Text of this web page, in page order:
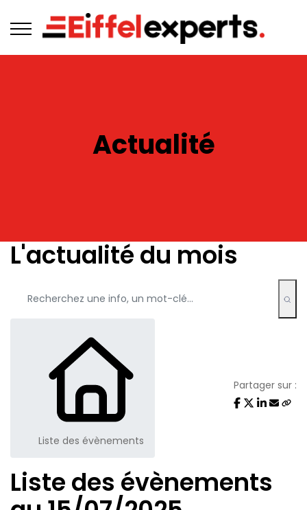
Actualité
L'actualité du mois
Liste des évènements
Partager sur :
Liste des évènements